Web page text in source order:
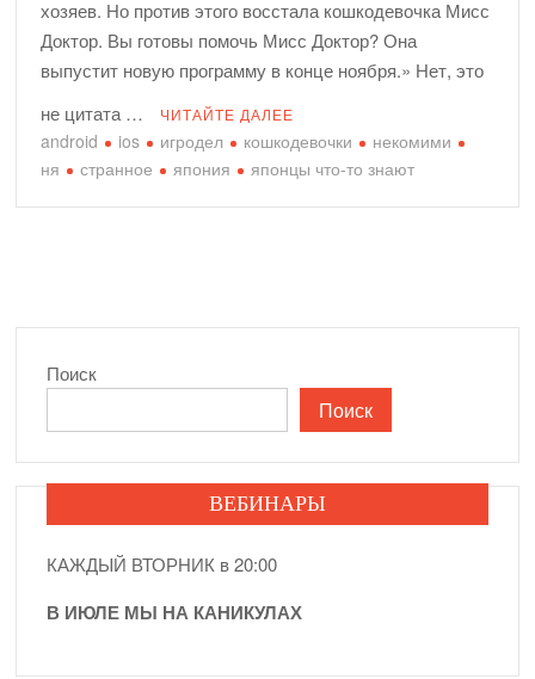
И снова про то, как легко и непринужденно разбить экран
Макбука…
Приглашаем в пятницу 20 марта на весенний квиз!
WiFi в офисе Fixed.one стал еще ближе к посетителям
А когда уже можно менять аккумулятор в айфоне? —
айфоны!
Прогрессивные скидки на ремонт айфонов в Fixed.one!
хозяев. Но против этого восстала кошкодевочка Мисс
Доктор. Вы готовы помочь Мисс Доктор? Она
выпустит новую программу в конце ноября.» Нет, это
не цитата …
ЧИТАЙТЕ ДАЛЕЕ
android ios игродел кошкодевочки
некомими
ня
странное япония японцы что-то знают
Поиск
Поиск
ВЕБИНАРЫ
КАЖДЫЙ ВТОРНИК в 20:00
В ИЮЛЕ МЫ НА КАНИКУЛАХ